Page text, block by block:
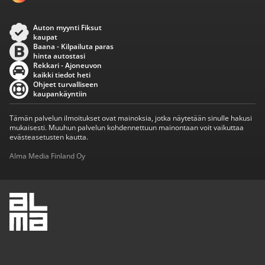
Auton myynti Fiksut
kaupat
Baana - Kilpailuta paras
hinta autostasi
Rekkari - Ajoneuvon
kaikki tiedot heti
Ohjeet turvalliseen
kaupankäyntiin
Tämän palvelun ilmoitukset ovat mainoksia, jotka näytetään sinulle hakusi
mukaisesti. Muuhun palvelun kohdennettuun mainontaan voit vaikuttaa
evästeasetusten kautta.
Alma Media Finland Oy